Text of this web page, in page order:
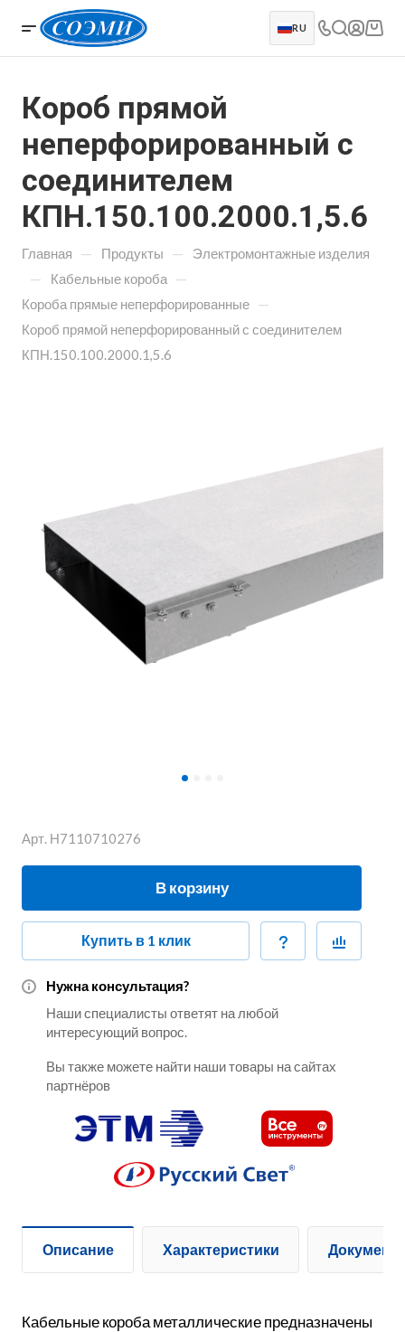
RU
Короб прямой
неперфорированный с
соединителем
КПН.150.100.2000.1,5.6
Главная — Продукты — Электромонтажные изделия
— Кабельные короба —
Короба прямые неперфорированные —
Короб прямой неперфорированный с соединителем
КПН.150.100.2000.1,5.6
Арт. Н7110710276
В корзину
Купить в 1 клик
Нужна консультация?
Наши специалисты ответят на любой
интересующий вопрос.
Вы также можете найти наши товары на сайтах
партнёров
Описание Характеристики
Кабельные короба металлические предназначены